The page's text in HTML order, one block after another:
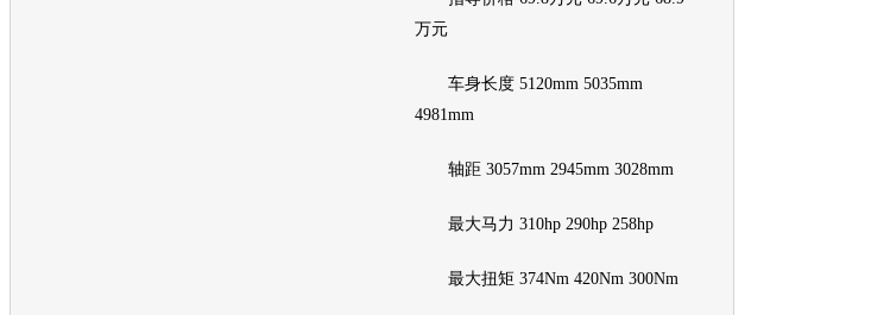
万元
车身长度 5120mm 5035mm
4981mm
轴距 3057mm 2945mm 3028mm
最大马力 310hp 290hp 258hp
最大扭矩 374Nm 420Nm 300Nm